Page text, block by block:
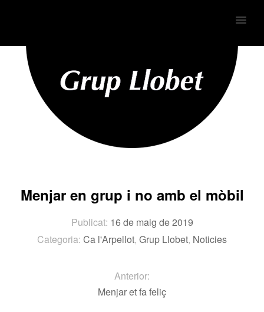
MENU
Menjar en grup i no amb el mòbil
Publicat: 16 de maig de 2019
Categoria: Ca l'Arpellot, Grup Llobet, Noticies
Anterior:
Menjar et fa feliç